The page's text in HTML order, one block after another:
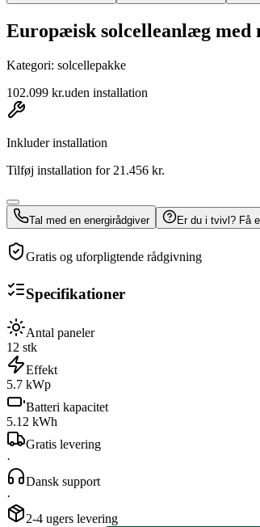
Europæisk solcelleanlæg med
Kategori: solcellepakke
102.099 kr.uden installation
Inkluder installation
Tilføj installation for 21.456 kr.
Tal med en energirådgiver Er du i tvivl? Få
Gratis og uforpligtende rådgivning
Specifikationer
Antal paneler
12 stk
Effekt
5.7 kWp
Batteri kapacitet
5.12 kWh
Gratis levering
·
Dansk support
·
2-4 ugers levering